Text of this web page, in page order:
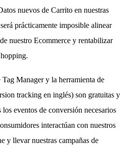
nuevos de Carrito en nuestras
prácticamente imposible alinear
nuestro Ecommerce y rentabilizar
Manager y la herramienta de
tracking en inglés) son gratuitas y
eventos de conversión necesarios
interactúan con nuestros
y llevar nuestras campañas de